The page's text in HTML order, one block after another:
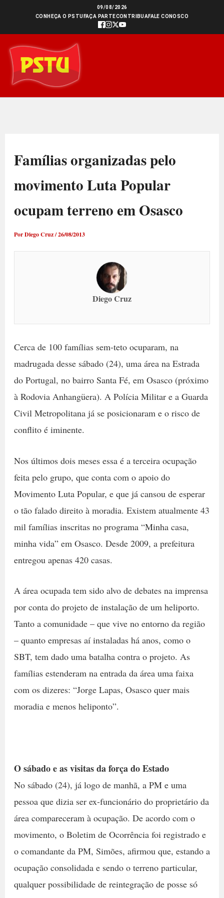
conteúdo
09/08/2026
CONHEÇA O PSTU FAÇA PARTECONTRIBUAFALE CONOSCO
Famílias organizadas pelo
movimento Luta Popular
ocupam terreno em Osasco
PorDiego Cruz/26/08/2013
Diego Cruz
Cerca de 100 famílias sem-teto ocuparam, na
madrugada desse sábado (24), uma área na Estrada
do Portugal, no bairro Santa Fé, em Osasco (próximo
à Rodovia Anhangüera). A Polícia Militar e a Guarda
Civil Metropolitana já se posicionaram e o risco de
conflito é iminente.
Nos últimos dois meses essa é a terceira ocupação
feita pelo grupo, que conta com o apoio do
Movimento Luta Popular, e que já cansou de esperar
o tão falado direito à moradia. Existem atualmente 43
mil famílias inscritas no programa “Minha casa,
minha vida” em Osasco. Desde 2009, a prefeitura
entregou apenas 420 casas.
A área ocupada tem sido alvo de debates na imprensa
por conta do projeto de instalação de um heliporto.
Tanto a comunidade – que vive no entorno da região
– quanto empresas aí instaladas há anos, como o
SBT, tem dado uma batalha contra o projeto. As
famílias estenderam na entrada da área uma faixa
com os dizeres: “Jorge Lapas, Osasco quer mais
moradia e menos heliponto”.
O sábado e as visitas da força do Estado
No sábado (24), já logo de manhã, a PM e uma
pessoa que dizia ser ex-funcionário do proprietário da
área compareceram à ocupação. De acordo com o
movimento, o Boletim de Ocorrência foi registrado e
o comandante da PM, Simões, afirmou que, estando a
ocupação consolidada e sendo o terreno particular,
qualquer possibilidade de reintegração de posse só